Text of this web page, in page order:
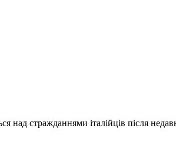
над стражданнями італійців після